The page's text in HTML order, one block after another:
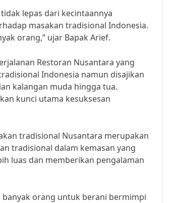
lepas dari kecintaannya
masakan tradisional Indonesia.
orang,” ujar Bapak Arief.
Restoran Nusantara yang
Indonesia namun disajikan
kalangan muda hingga tua.
kunci utama kesuksesan
tradisional Nusantara merupakan
tradisional dalam kemasan yang
luas dan memberikan pengalaman
orang untuk berani bermimpi